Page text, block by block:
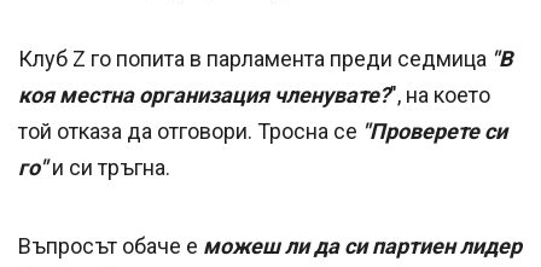
Клуб Z го попита в парламента преди седмица "В
коя местна организация членувате?", на което
той отказа да отговори. Тросна се "Проверете си
го"и си тръгна.
Въпросът обаче е можеш ли да си партиен лидер